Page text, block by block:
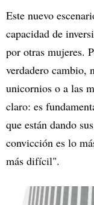
Este nuevo
capacidad de
por otras mujeres.
verdadero cambio,
unicornios o a las
claro: es
que están dando
convicción es lo
más difícil".